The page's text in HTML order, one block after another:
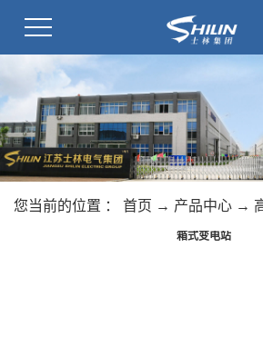
您当前的位置 ： 首页 → 产品中心 →
箱式变电站